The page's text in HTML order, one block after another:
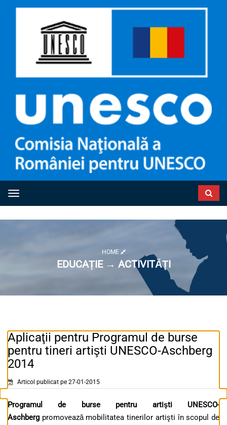
Toggle navigation
HOME
EDUCAȚIE → ACTIVITĂȚI
Aplicaţii pentru Programul de burse
pentru tineri artişti UNESCO-Aschberg
2014
Articol publicat pe 27-01-2015
Programul de burse pentru artişti UNESCO-
Aschberg promovează mobilitatea tinerilor artişti în scopul de